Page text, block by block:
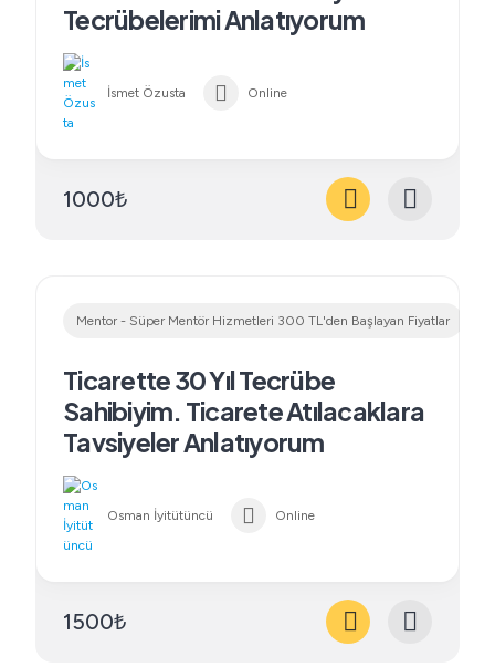
Tecrübelerimi Anlatıyorum
İsmet Özusta Online
1000₺
Mentor - Süper Mentör Hizmetleri 300 TL'den Başlayan Fiyatlar
Ticarette 30 Yıl Tecrübe
Sahibiyim. Ticarete Atılacaklara
Tavsiyeler Anlatıyorum
Osman İyitütüncü Online
1500₺